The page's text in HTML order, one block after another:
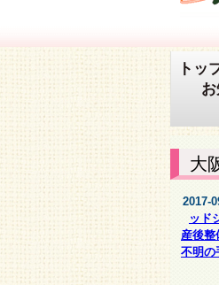
トッ
大
2017-
ッド
産後整
不明の